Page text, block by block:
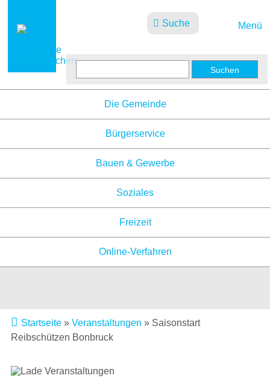
Menü
Suche
Die Gemeinde
Bürgerservice
Bauen & Gewerbe
Soziales
Freizeit
Online-Verfahren
Startseite» Veranstaltungen » Saisonstart
Reibschützen Bonbruck